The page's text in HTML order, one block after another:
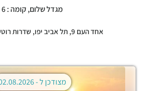
מגדל שלום, קומה : 6
אחד העם 9, תל אביב יפו, שדרות
מצודכן ל -02.08.2026